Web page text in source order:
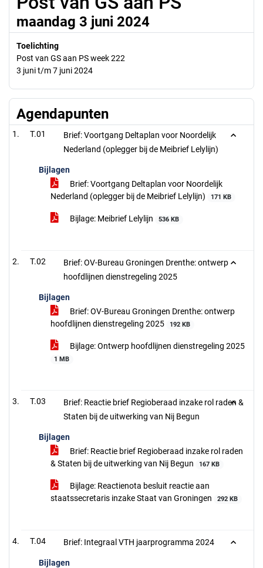
maandag 3 juni 2024
Toelichting
Post van GS aan PS week 222
3 juni t/m 7 juni 2024
Agendapunten
T.01
Brief: Voortgang Deltaplan voor Noordelijk
Nederland (oplegger bij de Meibrief Lelylijn)
Bijlagen
Brief: Voortgang Deltaplan voor Noordelijk
Nederland (oplegger bij de Meibrief Lelylijn)
171 KB
Bijlage: Meibrief Lelylijn 536 KB
T.02
Brief: OV-Bureau Groningen Drenthe: ontwerp
hoofdlijnen dienstregeling 2025
Bijlagen
Brief: OV-Bureau Groningen Drenthe: ontwerp
hoofdlijnen dienstregeling 2025
192 KB
Bijlage: Ontwerp hoofdlijnen dienstregeling 2025
1 MB
T.03
Brief: Reactie brief Regioberaad inzake rol raden &
Staten bij de uitwerking van Nij Begun
Bijlagen
Brief: Reactie brief Regioberaad inzake rol raden
& Staten bij de uitwerking van Nij Begun
167 KB
Bijlage: Reactienota besluit reactie aan
staatssecretaris inzake Staat van Groningen
292 KB
T.04 Brief: Integraal VTH jaarprogramma 2024
Bijlagen